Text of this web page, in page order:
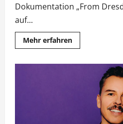
Dokumentation „From
auf...
Mehr erfahrenMehr
Informationen
„Riverboat“
musikalisch